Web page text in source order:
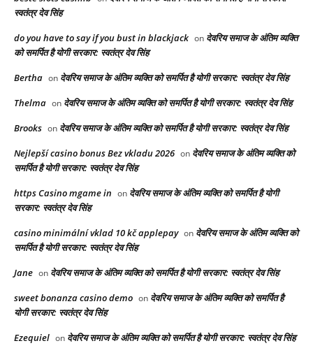
स्वतंत्र देव सिंह
do you have to say if you bust in blackjack on देवरिय समाज के अंतिम व्यक्ति
को समर्पित है योगी सरकार: स्वतंत्र देव सिंह
Bertha on देवरिय समाज के अंतिम व्यक्ति को समर्पित है योगी सरकार: स्वतंत्र देव सिंह
Thelma on देवरिय समाज के अंतिम व्यक्ति को समर्पित है योगी सरकार: स्वतंत्र देव सिंह
Brooks on देवरिय समाज के अंतिम व्यक्ति को समर्पित है योगी सरकार: स्वतंत्र देव सिंह
Nejlepší casino bonus Bez vkladu 2026 on देवरिय समाज के अंतिम व्यक्ति को
समर्पित है योगी सरकार: स्वतंत्र देव सिंह
https Casino mgame in on देवरिय समाज के अंतिम व्यक्ति को समर्पित है योगी
सरकार: स्वतंत्र देव सिंह
casino minimální vklad 10 kč applepay on देवरिय समाज के अंतिम व्यक्ति को
समर्पित है योगी सरकार: स्वतंत्र देव सिंह
Jane on देवरिय समाज के अंतिम व्यक्ति को समर्पित है योगी सरकार: स्वतंत्र देव सिंह
sweet bonanza casino demo on देवरिय समाज के अंतिम व्यक्ति को समर्पित है
योगी सरकार: स्वतंत्र देव सिंह
Ezequiel on देवरिय समाज के अंतिम व्यक्ति को समर्पित है योगी सरकार: स्वतंत्र देव सिंह